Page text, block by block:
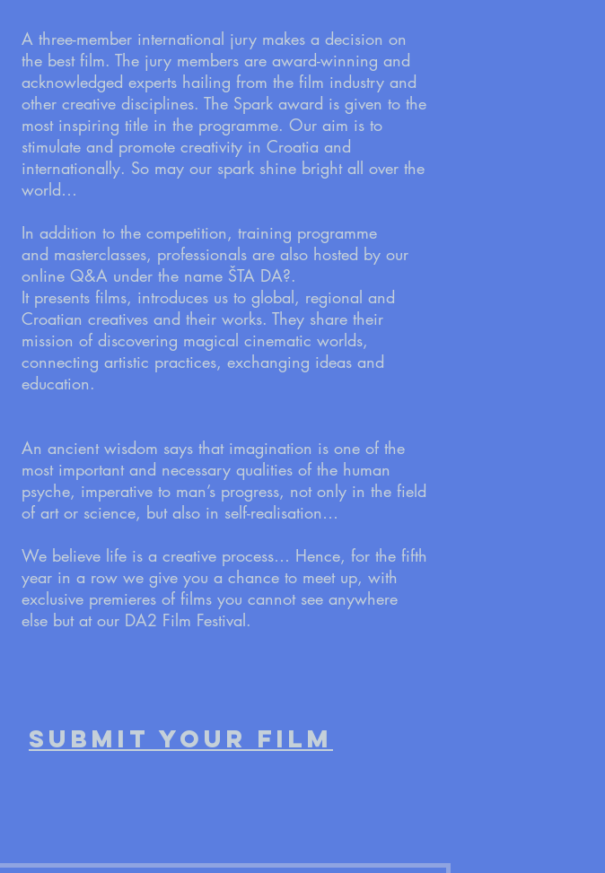
A three-member international jury makes a decision on
the best film. The jury members are award-winning and
acknowledged experts hailing from the film industry and
other creative disciplines. The Spark award is given to the
most inspiring title in the programme. Our aim is to
stimulate and promote creativity in Croatia and
internationally. So may our spark shine bright all over the
world…
In addition to the competition, training programme
and masterclasses, professionals are also hosted by our
online Q&A under the name ŠTA DA?.
It presents films, introduces us to global, regional and
Croatian creatives and their works. They share their
mission of discovering magical cinematic worlds,
connecting artistic practices, exchanging ideas and
education.
An ancient wisdom says that imagination is one of the
most important and necessary qualities of the human
psyche, imperative to man’s progress, not only in the field
of art or science, but also in self-realisation…
We believe life is a creative process… Hence, for the fifth
year in a row we give you a chance to meet up, with
exclusive premieres of films you cannot see anywhere
else but at our DA2 Film Festival.
SUBMIT YOUR FILM